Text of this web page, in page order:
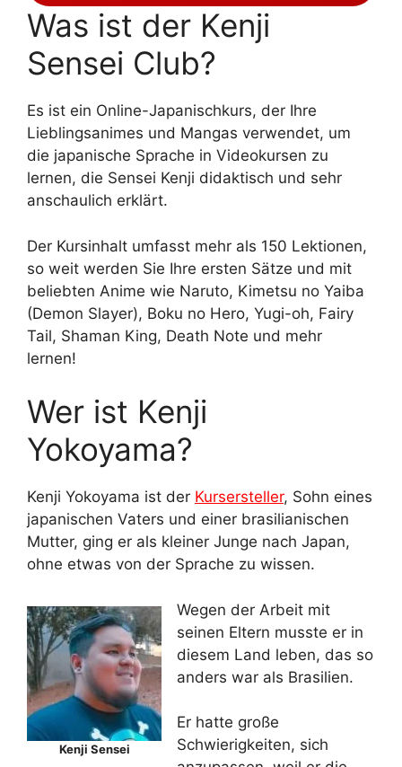
Was ist der Kenji
Sensei Club?
Es ist ein Online-Japanischkurs, der Ihre
Lieblingsanimes und Mangas verwendet, um
die japanische Sprache in Videokursen zu
lernen, die Sensei Kenji didaktisch und sehr
anschaulich erklärt.
Der Kursinhalt umfasst mehr als 150 Lektionen,
so weit werden Sie Ihre ersten Sätze und mit
beliebten Anime wie Naruto, Kimetsu no Yaiba
(Demon Slayer), Boku no Hero, Yugi-oh, Fairy
Tail, Shaman King, Death Note und mehr
lernen!
Wer ist Kenji
Yokoyama?
Kenji Yokoyama ist der Kursersteller, Sohn eines
japanischen Vaters und einer brasilianischen
Mutter, ging er als kleiner Junge nach Japan,
ohne etwas von der Sprache zu wissen.
Kenji Sensei
Wegen der Arbeit mit
seinen Eltern musste er in
diesem Land leben, das so
anders war als Brasilien.
Er hatte große
Schwierigkeiten, sich